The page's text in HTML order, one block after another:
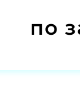
по